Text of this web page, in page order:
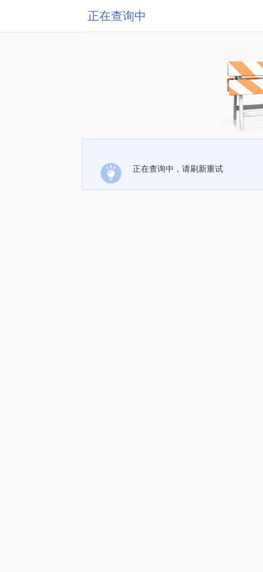
正在查询中
正在查询中，请刷新重试